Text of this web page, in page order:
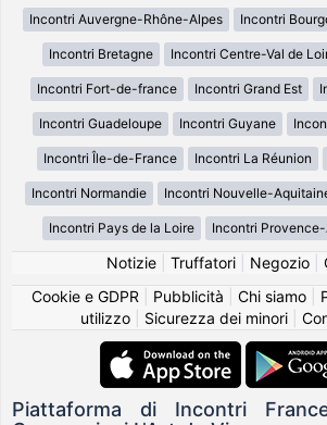
Incontri Auvergne-Rhône-Alpes Incontri
Incontri Bretagne Incontri Centre-Val de
Incontri Fort-de-france Incontri Grand Est
Incontri Guadeloupe Incontri Guyane
Incontri Île-de-France Incontri La Réunion
Incontri Normandie Incontri Nouvelle-
Incontri Pays de la Loire Incontri
Notizie| Truffatori| Negozio|
Cookie e GDPR
Pubblicità Chi siamo|
utilizzo| Sicurezza dei minori|
Piattaforma di Incontri